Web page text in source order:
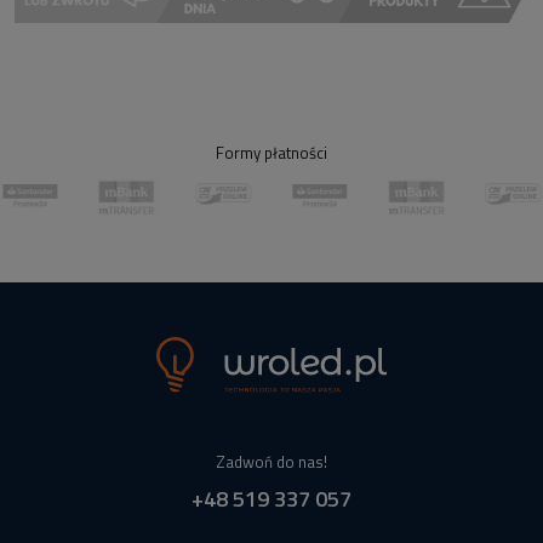
Formy płatności
Zadwoń do nas!
+48 519 337 057